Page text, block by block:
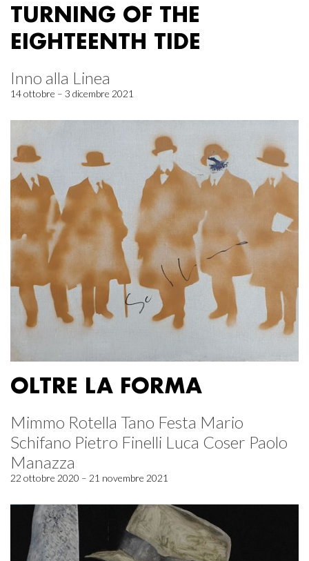
TURNING OF THE
EIGHTEENTH TIDE
Inno alla Linea
14 ottobre – 3 dicembre 2021
OLTRE LA FORMA
Mimmo Rotella Tano Festa Mario
Schifano Pietro Finelli Luca Coser Paolo
Manazza
22 ottobre 2020 – 21 novembre 2021